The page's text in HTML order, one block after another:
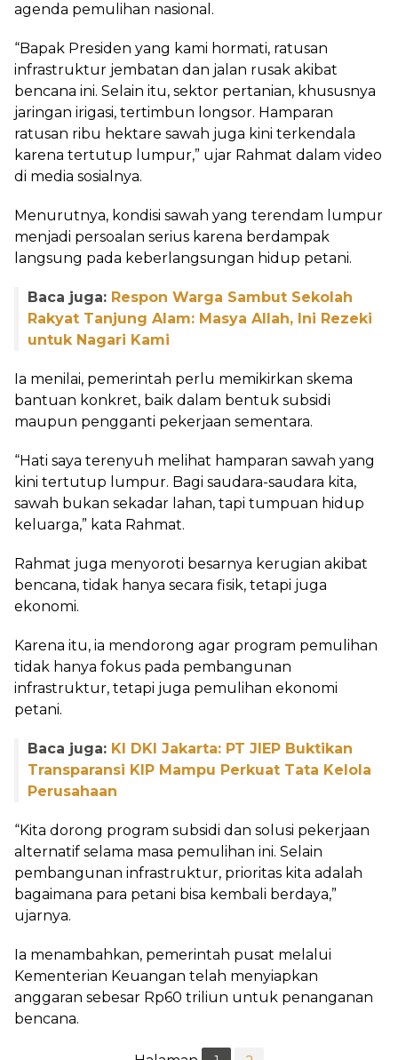
agenda pemulihan nasional.
“Bapak Presiden yang kami hormati, ratusan
infrastruktur jembatan dan jalan rusak akibat
bencana ini. Selain itu, sektor pertanian, khususnya
jaringan irigasi, tertimbun longsor. Hamparan
ratusan ribu hektare sawah juga kini terkendala
karena tertutup lumpur,” ujar Rahmat dalam video
di media sosialnya.
Menurutnya, kondisi sawah yang terendam lumpur
menjadi persoalan serius karena berdampak
langsung pada keberlangsungan hidup petani.
Baca juga: Respon Warga Sambut Sekolah
Rakyat Tanjung Alam: Masya Allah, Ini Rezeki
untuk Nagari Kami
Ia menilai, pemerintah perlu memikirkan skema
bantuan konkret, baik dalam bentuk subsidi
maupun pengganti pekerjaan sementara.
“Hati saya terenyuh melihat hamparan sawah yang
kini tertutup lumpur. Bagi saudara-saudara kita,
sawah bukan sekadar lahan, tapi tumpuan hidup
keluarga,” kata Rahmat.
Rahmat juga menyoroti besarnya kerugian akibat
bencana, tidak hanya secara fisik, tetapi juga
ekonomi.
Karena itu, ia mendorong agar program pemulihan
tidak hanya fokus pada pembangunan
infrastruktur, tetapi juga pemulihan ekonomi
petani.
Baca juga: KI DKI Jakarta: PT JIEP Buktikan
Transparansi KIP Mampu Perkuat Tata Kelola
Perusahaan
“Kita dorong program subsidi dan solusi pekerjaan
alternatif selama masa pemulihan ini. Selain
pembangunan infrastruktur, prioritas kita adalah
bagaimana para petani bisa kembali berdaya,”
ujarnya.
Ia menambahkan, pemerintah pusat melalui
Kementerian Keuangan telah menyiapkan
anggaran sebesar Rp60 triliun untuk penanganan
bencana.